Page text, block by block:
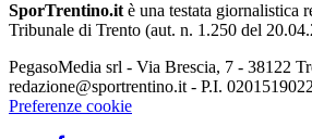
SporTrentino.it è una testata giornalistica
Tribunale di Trento (aut. n. 1.250 del
PegasoMedia srl - Via Brescia, 7 - 38122
redazione@sportrentino.it - P.I.
Preferenze cookie